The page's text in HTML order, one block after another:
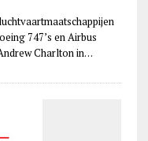
747’s en Airbus
Charlton in…